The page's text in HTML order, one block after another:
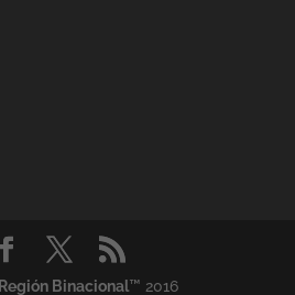
Región Binacional™ 2016